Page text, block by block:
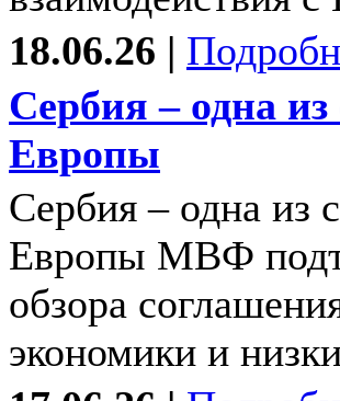
18.06.26 |
Сербия – одна
Европы
Сербия – одна из
Европы МВФ
обзора
экономики и